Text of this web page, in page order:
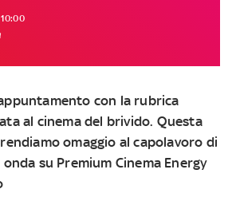
10:00
con la rubrica
al cinema del brivido. Questa
omaggio al capolavoro di
su Premium Cinema Energy